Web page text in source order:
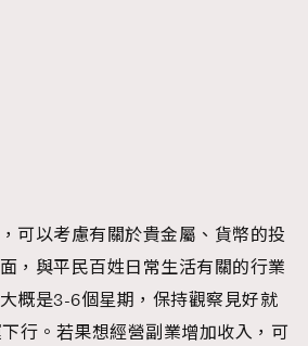
DressLikeAParisienne
FigaroAesthetic
可以考慮有關於貴金屬、貨幣的投
，與平民百姓日常生活有關的行業
概是3-6個星期，保持觀察見好就
行。若果想經營副業增加收入，可